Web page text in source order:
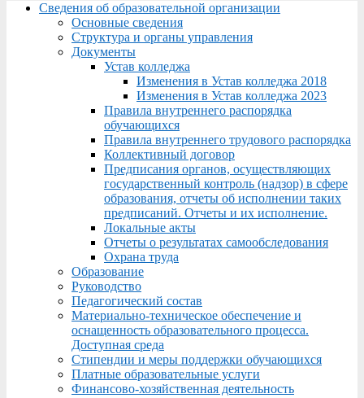
Menu
Сведения об образовательной организации
Основные сведения
Структура и органы управления
Документы
Устав колледжа
Изменения в Устав колледжа 2018
Изменения в Устав колледжа 2023
Правила внутреннего распорядка
обучающихся
Правила внутреннего трудового распорядка
Коллективный договор
Предписания органов, осуществляющих
государственный контроль (надзор) в сфере
образования, отчеты об исполнении таких
предписаний. Отчеты и их исполнение.
Локальные акты
Отчеты о результатах самообследования
Охрана труда
Образование
Руководство
Педагогический состав
Материально-техническое обеспечение и
оснащенность образовательного процесса.
Доступная среда
Стипендии и меры поддержки обучающихся
Платные образовательные услуги
Финансово-хозяйственная деятельность